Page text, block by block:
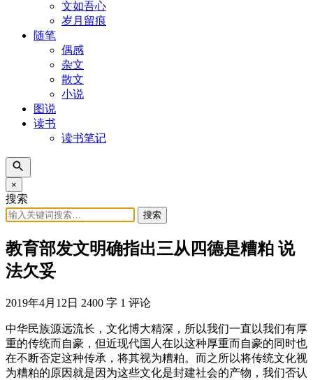
文如吾心
岁月留痕
随笔
偶感
杂文
散文
小说
图说
读书
读书笔记
×
搜索
搜索
教育部发文明确指出三从四德是糟粕 说
法欠妥
2019年4月12日 2400 字 1 评论
中华民族源远流长，文化博大精深，所以我们一直以我们有厚
重的传统而自豪，但近现代国人在以这种厚重而自豪的同时也
在不断否定这种传承，将其视为糟粕。而之所以将传统文化视
为糟粕的原因就是因为这些文化是封建社会的产物，我们否认